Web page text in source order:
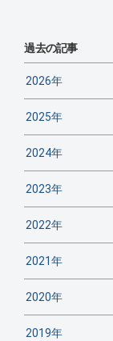
過去の記事
2026年
2025年
2024年
2023年
2022年
2021年
2020年
2019年